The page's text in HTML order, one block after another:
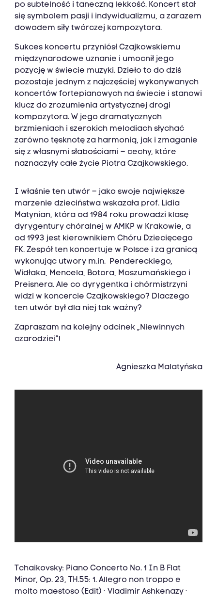
po subtelność i taneczną lekkość. Koncert stał
się symbolem pasji i indywidualizmu, a zarazem
dowodem siły twórczej kompozytora.
Sukces koncertu przyniósł Czajkowskiemu
międzynarodowe uznanie i umocnił jego
pozycję w świecie muzyki. Dzieło to do dziś
pozostaje jednym z najczęściej wykonywanych
koncertów fortepianowych na świecie i stanowi
klucz do zrozumienia artystycznej drogi
kompozytora. W jego dramatycznych
brzmieniach i szerokich melodiach słychać
zarówno tęsknotę za harmonią, jak i zmaganie
się z własnymi słabościami – cechy, które
naznaczyły całe życie Piotra Czajkowskiego.
I właśnie ten utwór – jako swoje największe
marzenie dzieciństwa wskazała prof. Lidia
Matynian, która od 1984 roku prowadzi klasę
dyrygentury chóralnej w AMKP w Krakowie, a
od 1993 jest kierownikiem Chóru Dziecięcego
FK. Zespół ten koncertuje w Polsce i za granicą
wykonując utwory m.in. Pendereckiego,
Widłaka, Mencela, Botora, Moszumańskiego i
Preisnera. Ale co dyrygentka i chórmistrzyni
widzi w koncercie Czajkowskiego? Dlaczego
ten utwór był dla niej tak ważny?
Zapraszam na kolejny odcinek „Niewinnych
czarodziei”!
Agnieszka Malatyńska
Tchaikovsky: Piano Concerto No. 1 In B Flat
Minor, Op. 23, TH.55: 1. Allegro non troppo e
molto maestoso (Edit) · Vladimir Ashkenazy ·